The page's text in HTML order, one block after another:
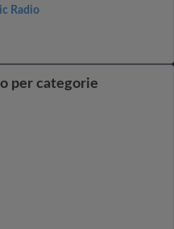
Radio
per categorie